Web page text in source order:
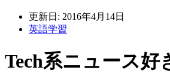
更新日: 2016年4月14日
英語学習
Tech系ニュース好